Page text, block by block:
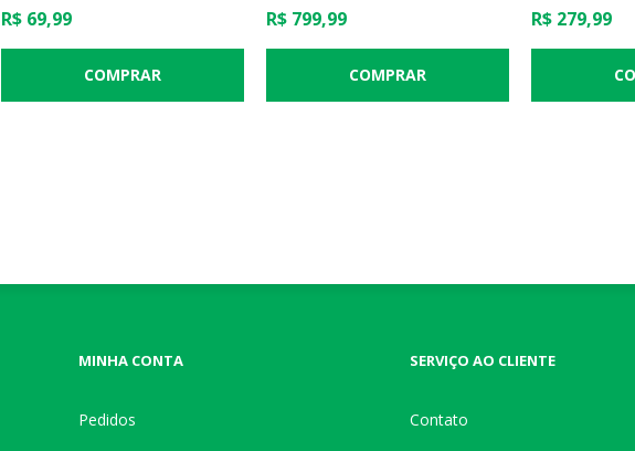
R$ 69,99 R$ 799,99 R$ 279,99
MINHA CONTA
Pedidos
SERVIÇO AO CLIENTE
Contato